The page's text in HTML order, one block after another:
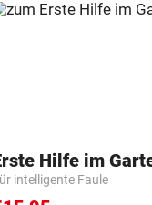
Hilfe im
intelligente Faule